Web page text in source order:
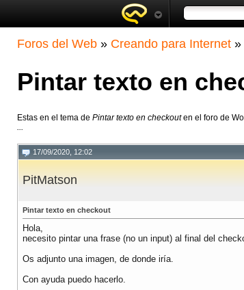
Foros del Web » Creando para Internet »
Pintar texto en
Estas en el tema de Pintar texto en checkouten el foro de
...
17/09/2020, 12:02
PitMatson
Pintar texto en checkout
Hola,
necesito pintar una frase (no un input) al final del
Os adjunto una imagen, de donde iría.
Con ayuda puedo hacerlo.